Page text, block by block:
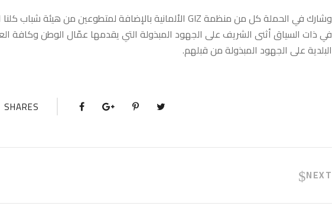
وشارك في الحملة كل من منظمة GIZ الألمانية بالإضافة لمتطوعين من هيئة شباب كلنا الأردن.
في ذات السياق أثنى الشريف على الجهود المبذولة التي يقدمها عمّال الوطن
البلدية على الجهود المبذولة من قبلهم.
SHARES
NEXT